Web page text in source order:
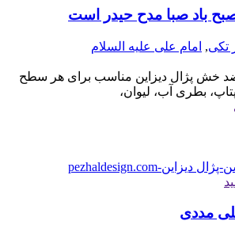
باد صبا مدح حیدر است
تکی, امام علی علیه السلام
خش پژال دیزاین مناسب برای هر سطح
بطری آب، لیوان،
مددی